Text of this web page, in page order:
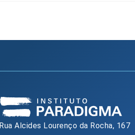
Rua Alcides Lourenço da Rocha, 167